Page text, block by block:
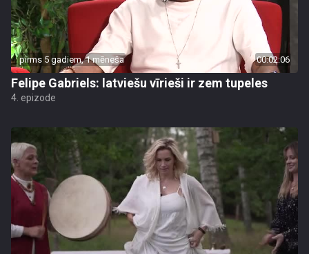
pirms 5 gadiem, 1 mēneša 00:02:06
Felipe Gabriels: latviešu vīrieši ir zem tupeles
4. epizode